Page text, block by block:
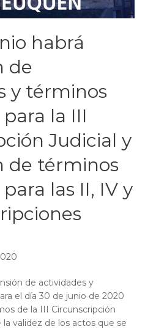
habrá
de
y términos
la III
Judicial y
de términos
las II, IV y
de actividades y
el día 30 de junio de 2020
de la III Circunscripción
la validez de los actos que se